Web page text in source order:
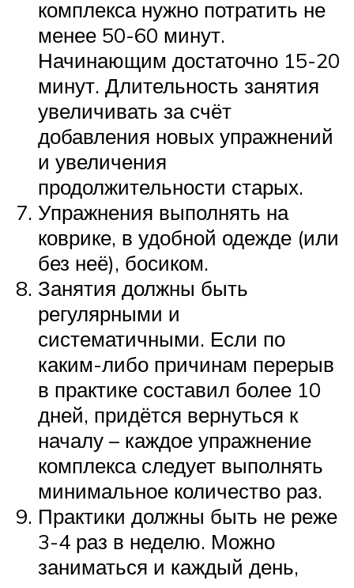
комплекса нужно потратить не
менее 50-60 минут.
Начинающим достаточно 15-20
минут. Длительность занятия
увеличивать за счёт
добавления новых упражнений
и увеличения
продолжительности старых.
Упражнения выполнять на
коврике, в удобной одежде (или
без неё), босиком.
Занятия должны быть
регулярными и
систематичными. Если по
каким-либо причинам перерыв
в практике составил более 10
дней, придётся вернуться к
началу – каждое упражнение
комплекса следует выполнять
минимальное количество раз.
Практики должны быть не реже
3-4 раз в неделю. Можно
заниматься и каждый день,